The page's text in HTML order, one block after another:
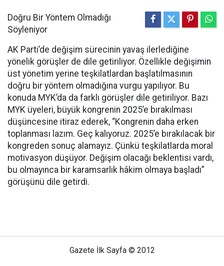
Doğru Bir Yöntem Olmadığı
Söyleniyor
AK Parti’de değişim sürecinin yavaş ilerlediğine
yönelik görüşler de dile getiriliyor. Özellikle değişimin
üst yönetim yerine teşkilatlardan başlatılmasının
doğru bir yöntem olmadığına vurgu yapılıyor. Bu
konuda MYK’da da farklı görüşler dile getiriliyor. Bazı
MYK üyeleri, büyük kongrenin 2025’e bırakılması
düşüncesine itiraz ederek, “Kongrenin daha erken
toplanması lazım. Geç kalıyoruz. 2025’e bırakılacak bir
kongreden sonuç alamayız. Çünkü teşkilatlarda moral
motivasyon düşüyor. Değişim olacağı beklentisi vardı,
bu olmayınca bir karamsarlık hâkim olmaya başladı”
görüşünü dile getirdi.
Gazete İlk Sayfa © 2012